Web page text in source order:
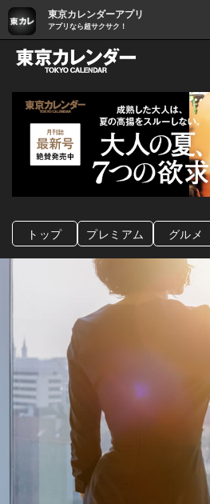
東京カレンダーアプリ
アプリなら超サクサク！
グルメ情報
トップ プレミアム グルメ